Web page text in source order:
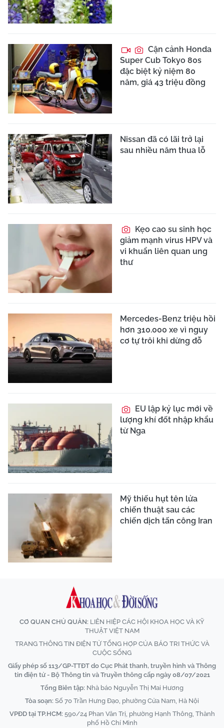
Cận cảnh Honda
Super Cub Tokyo 80s
đặc biệt kỷ niệm 80
năm, giá 43 triệu đồng
Nissan đã có lãi trở lại
sau nhiều năm thua lỗ
Kẹo cao su sinh học
giảm mạnh virus HPV và
vi khuẩn liên quan ung
thư
Mercedes-Benz triệu hồi
hơn 310.000 xe vì nguy
cơ tự trôi khi dừng đỗ
EU lập kỷ lục mới về
lượng khí đốt nhập khẩu
từ Nga
Mỹ thiếu hụt tên lửa
chiến thuật sau các
chiến dịch tấn công Iran
CƠ QUAN CHỦ QUẢN: LIÊN HIỆP CÁC HỘI KHOA HỌC VÀ KỸ
THUẬT VIỆT NAM
TRANG THÔNG TIN ĐIỆN TỬ TỔNG HỢP CỦA BÁO TRI THỨC VÀ
CUỘC SỐNG
Giấy phép số 113/GP-TTĐT do Cục Phát thanh, truyền hình và Thông
tin điện tử - Bộ Thông tin và Truyền thông cấp ngày 08/07/2021
Tổng Biên tập: Nhà báo Nguyễn Thị Mai Hương
Tòa soạn: Số 70 Trần Hưng Đạo, phường Cửa Nam, Hà Nội
VPĐD tại TP.HCM: 590/24 Phan Văn Trị, phường Hạnh Thông, Thành
phố Hồ Chí Minh